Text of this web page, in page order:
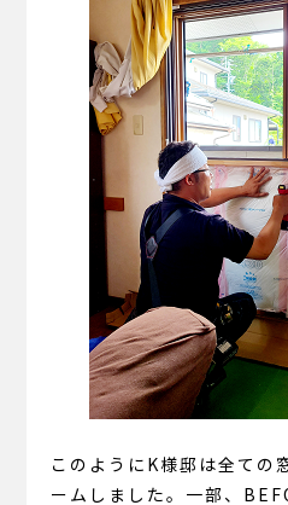
このようにK様邸は全ての
ームしました。一部、